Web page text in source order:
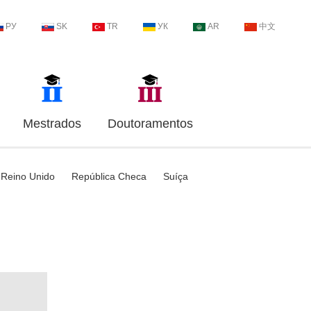
РУ SK TR УК AR 中文
Mestrados Doutoramentos
Reino Unido República Checa Suíça